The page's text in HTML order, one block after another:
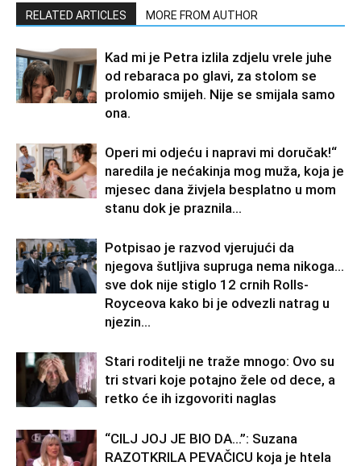
RELATED ARTICLES MORE FROM AUTHOR
Kad mi je Petra izlila zdjelu vrele juhe
od rebaraca po glavi, za stolom se
prolomio smijeh. Nije se smijala samo
ona.
Operi mi odjeću i napravi mi doručak!“
naredila je nećakinja mog muža, koja je
mjesec dana živjela besplatno u mom
stanu dok je praznila...
Potpisao je razvod vjerujući da
njegova šutljiva supruga nema nikoga…
sve dok nije stiglo 12 crnih Rolls-
Royceova kako bi je odvezli natrag u
njezin...
Stari roditelji ne traže mnogo: Ovo su
tri stvari koje potajno žele od dece, a
retko će ih izgovoriti naglas
“CILJ JOJ JE BIO DA…”: Suzana
RAZOTKRILA PEVAČICU koja je htela